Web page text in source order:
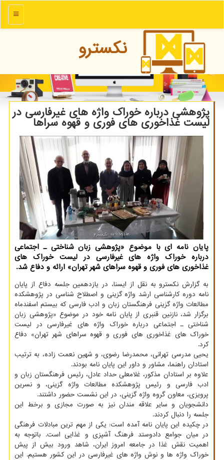
منو
نكسترو
پژوهشی درباره خوراك واژه های غیرفارسی در
لیست غذاخوری های فوری و قهوه سراها
پایان نامه ای با موضوع «پژوهشی زبان شناختی ـ اجتماعی
درباره خوراک واژه های غیرفارسی در لیست خوراک های
غذاخوری های فوری و قهوه سراهای شهر تهران» ارائه و دفاع شد.
به گزارش نکسترو به نقل از ایسنا، در یازدهمین جلسه دفاع از پایان
نامه دوره کارشناسی ارشد واژه گزینی و اصطلاح شناسی در پژوهشکده
مطالعات واژه گزینی فرهنگستان زبان و ادب فارسی که بیستم اسفندماه
برگزار شد، نازنین قنبری از پایان نامه خود در موضوع «پژوهشی زبان
شناختی ـ اجتماعی درباره خوراک واژه های غیرفارسی در لیست
خوراک های غذاخوری های فوری و قهوه سراهای شهر تهران» دفاع
کرد.
یحیی مدرسی تهرانی، محمدرضا رضوی، و شهین نعمت زاده، به ترتیب
استادان راهنما، مشاور و داور این پایان نامه بودند.
علاوه بر استادان مذکور، غلامعلی حداد عادل، رئیس فرهنگستان زبان و
ادب فارسی و رئیس پژوهشکده مطالعات واژه گزینی، و نسرین
پرویزی، معاون گروه واژه گزینی، در این نشست حضور داشتند.
دانشجویان و سایر علاقه مندان نیز به صورت مجازی و برخط این
جلسه را دنبال کردند.
در چکیده این پایان نامه آمده است: یکی از مهم ترین مبادلات فرهنگی
در میان جوامع دادوستد فرهنگ آشپزی و غذایی است. باتوجه به
اهمیت نقش غذا در جامعه امروز ایران، شاهد ورود بیش از پیش
خوراک واژه ها و نوش واژه های غیرفارسی در این کشور هستیم. این